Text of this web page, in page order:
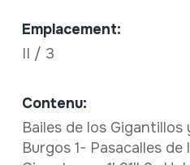
Emplacement:
II / 3
Contenu:
Bailes de los
Burgos 1- Pasacalles